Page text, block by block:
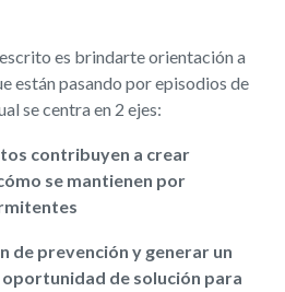
es brindarte orientación a
están pasando por episodios de
se centra en 2 ejes:
contribuyen a crear
se mantienen por
de prevención y generar un
de solución para